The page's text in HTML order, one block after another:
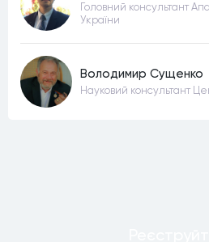
Головний консультант
України
Володимир Сущенко
Науковий консультант